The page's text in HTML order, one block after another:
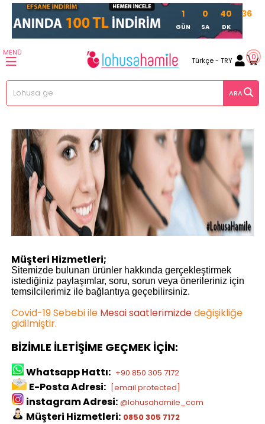
1
GÜN
0
SA
40
DK
36
0
MENÜ
Türkçe - TRY
Müşteri Hizmetleri;
Sitemizde bulunan ürünler hakkında gerçekleştirmek
istediğiniz paylaşımlar, soru, sorun veya önerileriniz için
temsilcilerimiz ile bağlantıya geçebilirsiniz.
Covid-19 Sebebi ile Mesai saatlerimizdedeğişikliğe
gidilmiştir.
BİZİMLE İLETİŞİME GEÇMEK İÇİN:
Whatsapp Hattı: +90 850 305 7172
E-Posta Adresi: [email protected]
instagram Adresi: @lohusahamile_com
Müşteri Hizmetleri: 0850 305 7172